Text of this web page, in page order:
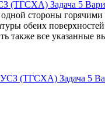
(ТГСХА) Задача 5
стороны
обеих
также все